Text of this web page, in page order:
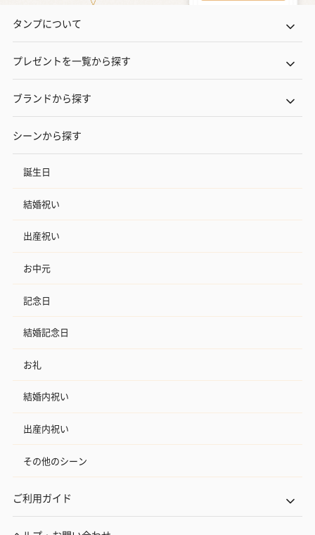
タンプについて
プレゼントを一覧から探す
ブランドから探す
シーンから探す
誕生日
結婚祝い
出産祝い
お中元
記念日
結婚記念日
お礼
結婚内祝い
出産内祝い
その他のシーン
ご利用ガイド